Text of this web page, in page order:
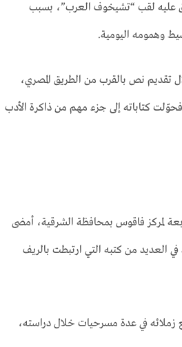
عليه لقب “تشيخوف العرب”، بسبب
وهمومه اليومية.
تقديم نص بالقرب من الطريق المصري،
كتاباته إلى جزء مهم من ذاكرة الأدب
التابعة لمركز فاقوس بمحافظة الشرقية، أمضى
العديد من كتبه التي ارتبطت بالريف
زملائه في عدة مسرحيات خلال دراسته،